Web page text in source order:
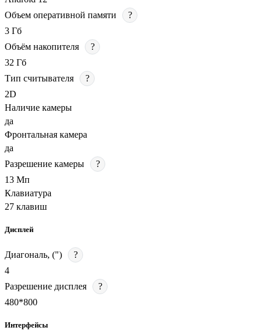
Объем оперативной памяти
?
3 Гб
Объём накопителя
?
32 Гб
Тип считывателя
?
2D
Наличие камеры
да
Фронтальная камера
да
Разрешение камеры
?
13 Мп
Клавиатура
27 клавиш
Дисплей
Диагональ, (")
?
4
Разрешение дисплея
?
480*800
Интерфейсы